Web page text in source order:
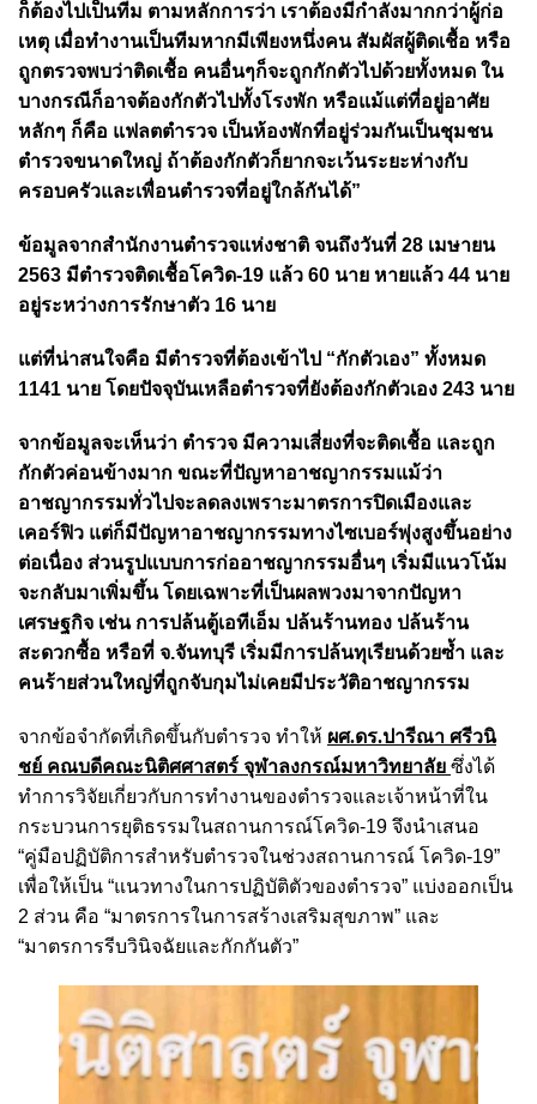
ก็ต้องไปเป็นทีม ตามหลักการว่า เราต้องมีกำลังมากกว่าผู้ก่อ
เหตุ เมื่อทำงานเป็นทีมหากมีเพียงหนึ่งคน สัมผัสผู้ติดเชื้อ หรือ
ถูกตรวจพบว่าติดเชื้อ คนอื่นๆก็จะถูกกักตัวไปด้วยทั้งหมด ใน
บางกรณีก็อาจต้องกักตัวไปทั้งโรงพัก หรือแม้แต่ที่อยู่อาศัย
หลักๆ ก็คือ แฟลตตำรวจ เป็นห้องพักที่อยู่ร่วมกันเป็นชุมชน
ตำรวจขนาดใหญ่ ถ้าต้องกักตัวก็ยากจะเว้นระยะห่างกับ
ครอบครัวและเพื่อนตำรวจที่อยู่ใกล้กันได้”
ข้อมูลจากสำนักงานตำรวจแห่งชาติ จนถึงวันที่ 28 เมษายน
2563 มีตำรวจติดเชื้อโควิด-19 แล้ว 60 นาย หายแล้ว 44 นาย
อยู่ระหว่างการรักษาตัว 16 นาย
แต่ที่น่าสนใจคือ มีตำรวจที่ต้องเข้าไป “กักตัวเอง” ทั้งหมด
1141 นาย โดยปัจจุบันเหลือตำรวจที่ยังต้องกักตัวเอง 243 นาย
จากข้อมูลจะเห็นว่า ตำรวจ มีความเสี่ยงที่จะติดเชื้อ และถูก
กักตัวค่อนข้างมาก ขณะที่ปัญหาอาชญากรรมแม้ว่า
อาชญากรรมทั่วไปจะลดลงเพราะมาตรการปิดเมืองและ
เคอร์ฟิว แต่ก็มีปัญหาอาชญากรรมทางไซเบอร์พุ่งสูงขึ้นอย่าง
ต่อเนื่อง ส่วนรูปแบบการก่ออาชญากรรมอื่นๆ เริ่มมีแนวโน้ม
จะกลับมาเพิ่มขึ้น โดยเฉพาะที่เป็นผลพวงมาจากปัญหา
เศรษฐกิจ เช่น การปล้นตู้เอทีเอ็ม ปล้นร้านทอง ปล้นร้าน
สะดวกซื้อ หรือที่ จ.จันทบุรี เริ่มมีการปล้นทุเรียนด้วยซ้ำ และ
คนร้ายส่วนใหญ่ที่ถูกจับกุมไม่เคยมีประวัติอาชญากรรม
จากข้อจำกัดที่เกิดขึ้นกับตำรวจ ทำให้ ผศ.ดร.ปารีณา ศรีวนิ
ชย์ คณบดีคณะนิติศศาสตร์ จุฬาลงกรณ์มหาวิทยาลัย ซึ่งได้
ทำการวิจัยเกี่ยวกับการทำงานของตำรวจและเจ้าหน้าที่ใน
กระบวนการยุติธรรมในสถานการณ์โควิด-19 จึงนำเสนอ
“คู่มือปฏิบัติการสำหรับตำรวจในช่วงสถานการณ์ โควิด-19”
เพื่อให้เป็น “แนวทางในการปฏิบัติตัวของตำรวจ” แบ่งออกเป็น
2 ส่วน คือ “มาตรการในการสร้างเสริมสุขภาพ” และ
“มาตรการรีบวินิจฉัยและกักกันตัว”